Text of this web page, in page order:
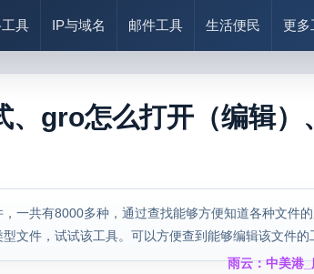
具 IP与域名 邮件工具 生活便民 更多
、gro怎么打开（编辑）
一共有8000多种，通过查找能够方便知道各种文件
文件，试试该工具。可以方便查到能够编辑该文件的
雨云：中美港